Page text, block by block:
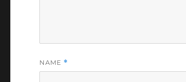
NAME *